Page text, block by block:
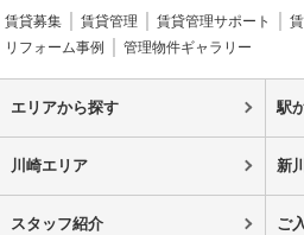
賃貸募集 賃貸管理 賃貸管理サポート
リフォーム事例
管理物件ギャラリー
エリアから探す 駅
川崎エリア 新
スタッフ紹介 ご